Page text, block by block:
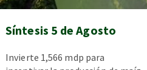
Síntesis 5 de Agosto
Invierte 1,566 mdp para